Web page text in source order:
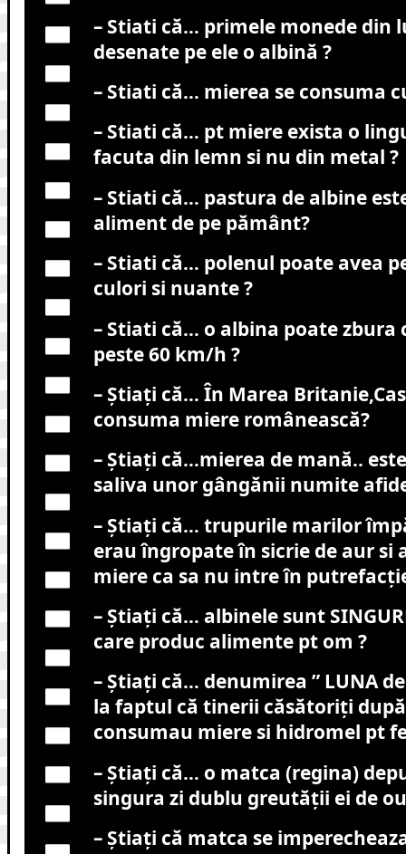
– Stiati că… primele monede din
desenate pe ele o albină ?
– Stiati că… mierea se consuma
– Stiati că… pt miere exista o
facuta din lemn si nu din metal ?
– Stiati că… pastura de albine
aliment de pe pământ?
– Stiati că… polenul poate avea
culori si nuante ?
– Stiati că… o albina poate zbura
peste 60 km/h ?
– Știați că… În Marea
consuma miere românească?
– Știați că…mierea de mană..
saliva unor gângănii numite
– Știați că… trupurile marilor
erau îngropate în sicrie de aur si
miere ca sa nu intre în
– Știați că… albinele sunt
care produc alimente pt om ?
– Știați că… denumirea ” LUNA de
la faptul că tinerii căsătoriți
consumau miere si hidromel pt
– Știați că… o matca (regina)
singura zi dublu greutății ei de
– Știați că matca se